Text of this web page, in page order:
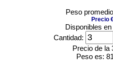
Peso
Precio
Disponibles
Cantidad:
Precio de la
Peso es: